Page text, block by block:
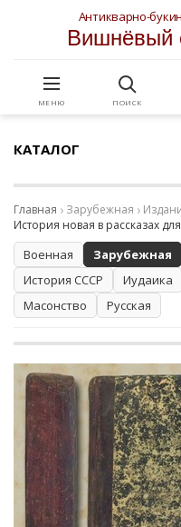
Антикварно-
Вишнёвый
МЕНЮ ПОИСК
КАТАЛОГ
Главная Зарубежная
История новая в рассказах
Военная Зарубежная
История СССР
Иудаика
Масонство
Русская